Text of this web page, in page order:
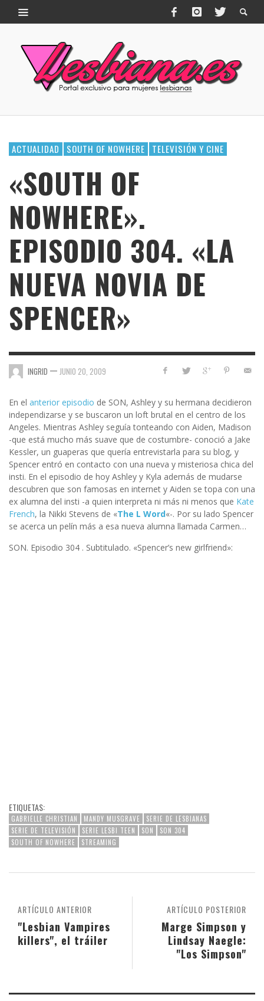
ACTUALIDAD SOUTH OF NOWHERE TELEVISIÓN Y CINE
«SOUTH OF
NOWHERE».
EPISODIO 304. «LA
NUEVA NOVIA DE
SPENCER»
INGRID — JUNIO 20, 2009
En el anterior episodio de SON, Ashley y su hermana decidieron
independizarse y se buscaron un loft brutal en el centro de los
Angeles. Mientras Ashley seguía tonteando con Aiden, Madison
-que está mucho más suave que de costumbre- conoció a Jake
Kessler, un guaperas que quería entrevistarla para su blog, y
Spencer entró en contacto con una nueva y misteriosa chica del
insti. En el episodio de hoy Ashley y Kyla además de mudarse
descubren que son famosas en internet y Aiden se topa con una
ex alumna del insti -a quien interpreta ni más ni menos que Kate
French, la Nikki Stevens de «The L Word«-. Por su lado Spencer
se acerca un pelín más a esa nueva alumna llamada Carmen…
SON. Episodio 304 . Subtitulado. «Spencer’s new girlfriend»:
ETIQUETAS:
GABRIELLE CHRISTIAN MANDY MUSGRAVE
SERIE DE LESBIANAS
SERIE DE TELEVISIÓN
SERIE LESBI TEEN SON
SON 304
SOUTH OF NOWHERE
STREAMING
ARTÍCULO POSTERIOR
Marge Simpson y
Lindsay Naegle:
"Los Simpson"
ARTÍCULO ANTERIOR
"Lesbian Vampires
killers", el tráiler